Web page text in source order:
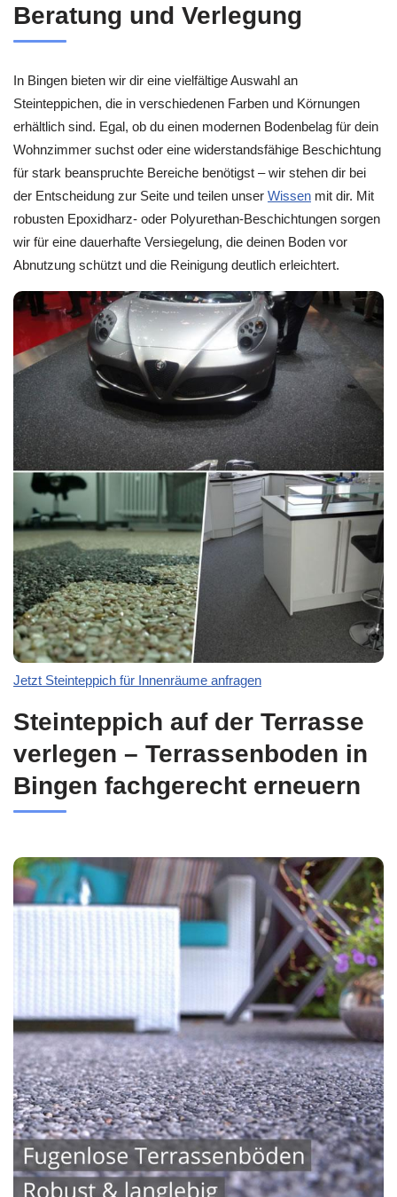
Beratung und Verlegung
In Bingen bieten wir dir eine vielfältige Auswahl an
Steinteppichen, die in verschiedenen Farben und Körnungen
erhältlich sind. Egal, ob du einen modernen Bodenbelag für dein
Wohnzimmer suchst oder eine widerstandsfähige Beschichtung
für stark beanspruchte Bereiche benötigst – wir stehen dir bei
der Entscheidung zur Seite und teilen unser Wissen mit dir. Mit
robusten Epoxidharz- oder Polyurethan-Beschichtungen sorgen
wir für eine dauerhafte Versiegelung, die deinen Boden vor
Abnutzung schützt und die Reinigung deutlich erleichtert.
Jetzt Steinteppich für Innenräume anfragen
Steinteppich auf der Terrasse
verlegen – Terrassenboden in
Bingen fachgerecht erneuern